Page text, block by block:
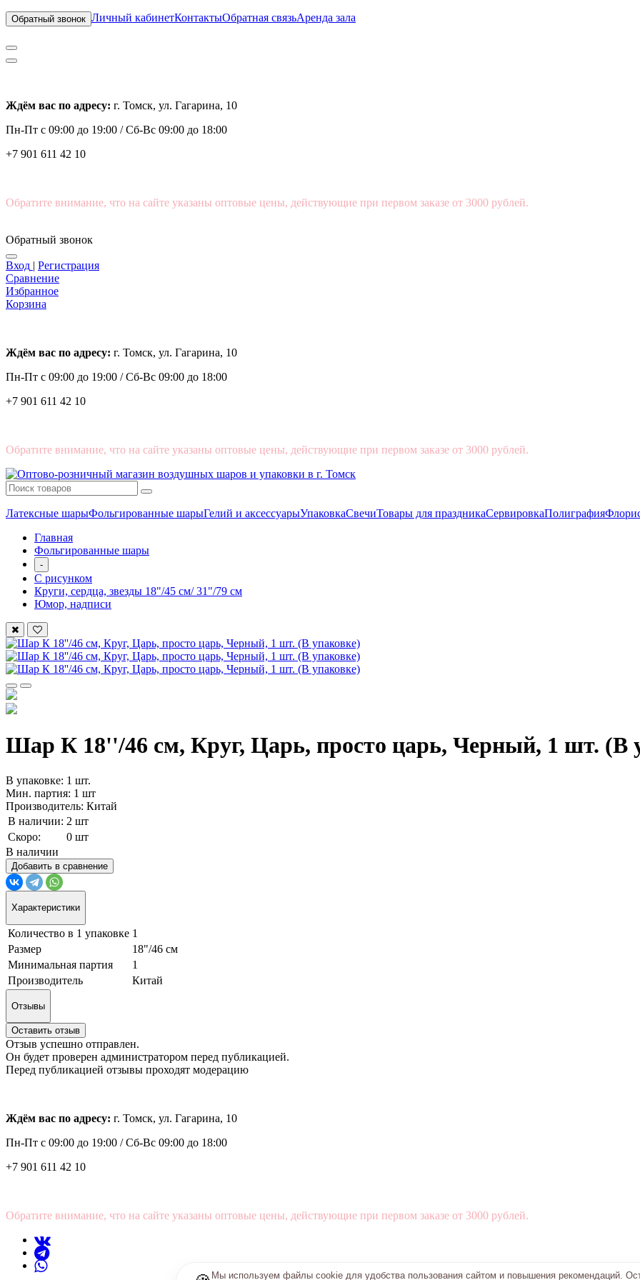
Обратный звонок Личный кабинетКонтактыОбратная связьАренда зала
Ждём вас по адресу: г. Томск, ул. Гагарина, 10
Пн-Пт с 09:00 до 19:00 /Сб-Вс 09:00 до 18:00
+7 901 611 42 10
Обратите внимание, что на сайте указаны оптовые цены, действующие при первом заказе от 3000 рублей.
Обратный звонок
Вход | Регистрация
Сравнение
Избранное
Корзина
Ждём вас по адресу: г. Томск, ул. Гагарина, 10
Пн-Пт с 09:00 до 19:00 /Сб-Вс 09:00 до 18:00
+7 901 611 42 10
Обратите внимание, что на сайте указаны оптовые цены, действующие при первом заказе от 3000 рублей.
Латексные шарыФольгированные шарыГелий и аксессуарыУпаковкаСвечиТовары для праздникаСервировкаПолиграфия
Главная
Фольгированные шары
-
С рисунком
Круги, сердца, звезды 18"/45 см/ 31"/79 см
Юмор, надписи
Шар К 18''/46 см, Круг, Царь, просто царь, Черный, 1 шт. (В
В упаковке: 1 шт.
Мин. партия: 1 шт
Производитель: Китай
В наличии: 2 шт
Скоро:
0 шт
В наличии
Добавить в сравнение
Характеристики
Количество в 1 упаковке 1
Размер
18"/46 см
Минимальная партия
1
Производитель
Китай
Отзывы
Оставить отзыв
Отзыв успешно отправлен.
Он будет проверен администратором перед публикацией.
Перед публикацией отзывы проходят модерацию
Ждём вас по адресу: г. Томск, ул. Гагарина, 10
Пн-Пт с 09:00 до 19:00 /Сб-Вс 09:00 до 18:00
+7 901 611 42 10
Обратите внимание, что на сайте указаны оптовые цены, действующие при первом заказе от 3000 рублей.
Мы используем файлы cookie для удобства пользования сайтом и повышения рекомендаций.